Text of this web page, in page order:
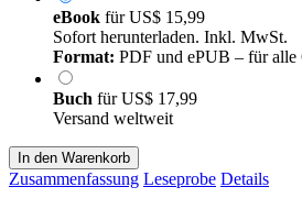
eBook fürUS$ 15,99
Sofort herunterladen. Inkl. MwSt.
Format: PDF und ePUB – für alle
Buch fürUS$ 17,99
Versand weltweit
In den Warenkorb
Zusammenfassung Leseprobe Details